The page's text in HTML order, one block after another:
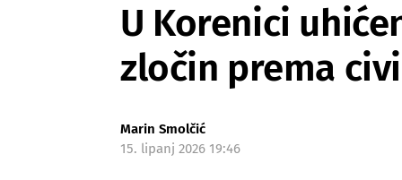
U Korenici
zločin prema
Marin Smolčić
15. lipanj 2026 19:46